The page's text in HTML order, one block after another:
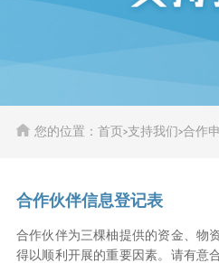
您的位置：首页>支持我们>合作
合作伙伴信息登记表
合作伙伴为三棵柚提供的资金、物
得以顺利开展的重要因素。请有意